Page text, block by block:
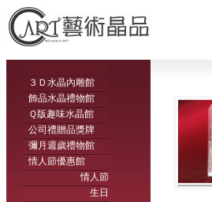
３Ｄ水晶內雕館
飾品水晶禮物館
Ｑ版趣味水晶館
公司禮贈品獎牌
彌月週歲禮物館
情人節優惠館
情人節
生日